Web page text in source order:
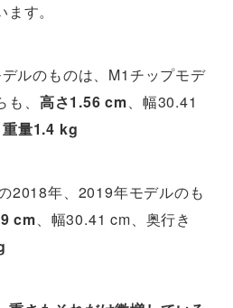
す。
ルのものは、M1チップモデ
、 高さ1.56 cm、幅30.41
重量1.4 kg
2018年、2019年モデルのも
cm、幅30.41 cm、奥行き